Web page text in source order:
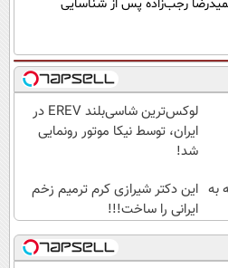
رجب‌زاده پس از شناسایی
لوکس‌ترین شاسی‌بلند EREV در
ایران، توسط نیکا موتور رونمایی
شد!
به این دکتر شیرازی کرم ترمیم زخم
ایرانی را ساخت!!!